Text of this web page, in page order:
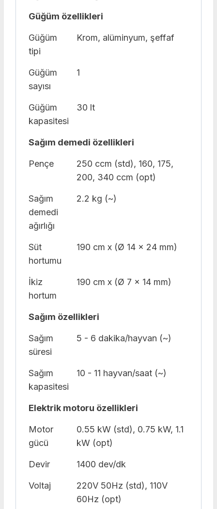
Güğüm özellikleri
Güğüm
tipi
Krom, alüminyum, şeffaf
Güğüm
sayısı
1
Güğüm
kapasitesi
30 lt
Sağım demedi özellikleri
Pençe
250 ccm (std), 160, 175,
200, 340 ccm (opt)
Sağım
demedi
ağırlığı
2.2 kg (~)
Süt
hortumu
190 cm x (Ø 14 x 24 mm)
İkiz
hortum
190 cm x (Ø 7 x 14 mm)
Sağım özellikleri
Sağım
süresi
5 - 6 dakika/hayvan (~)
Sağım
kapasitesi
10 - 11 hayvan/saat (~)
Elektrik motoru özellikleri
Motor
gücü
0.55 kW (std), 0.75 kW, 1.1
kW (opt)
Devir 1400 dev/dk
Voltaj
220V 50Hz (std), 110V
60Hz (opt)